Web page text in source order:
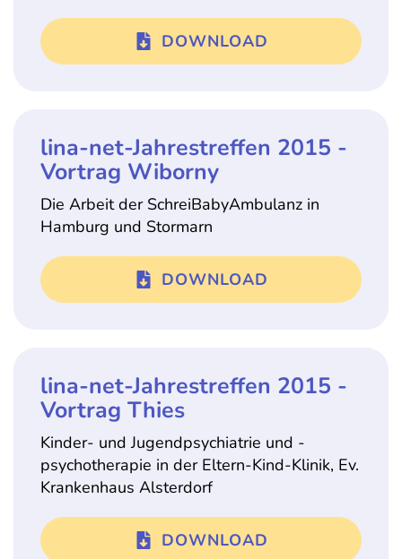
DOWNLOAD
lina-net-Jahrestreffen 2015 -
Vortrag Wiborny
Die Arbeit der SchreiBabyAmbulanz in
Hamburg und Stormarn
DOWNLOAD
lina-net-Jahrestreffen 2015 -
Vortrag Thies
Kinder- und Jugendpsychiatrie und -
psychotherapie in der Eltern-Kind-Klinik, Ev.
Krankenhaus Alsterdorf
DOWNLOAD